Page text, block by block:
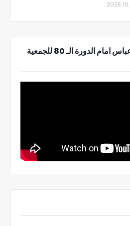
خطاب الرئيس محمود عباس امام الدورة الـ 80 للجمعية